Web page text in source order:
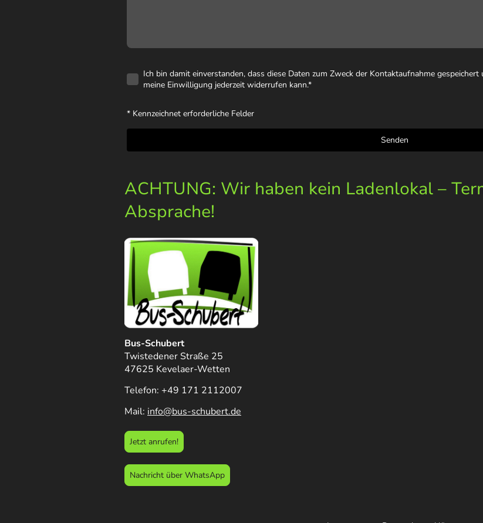
Ich bin damit einverstanden, dass diese Daten zum Zweck der Kontaktaufnahme
meine Einwilligung jederzeit widerrufen kann.*
* Kennzeichnet erforderliche Felder
Senden
ACHTUNG: Wir haben kein Ladenlokal –
Absprache!
Bus-Schubert
Twistedener Straße 25
47625 Kevelaer-Wetten
Telefon: +49 171 2112007
Mail: info@bus-schubert.de
Jetzt anrufen!
Nachricht über WhatsApp